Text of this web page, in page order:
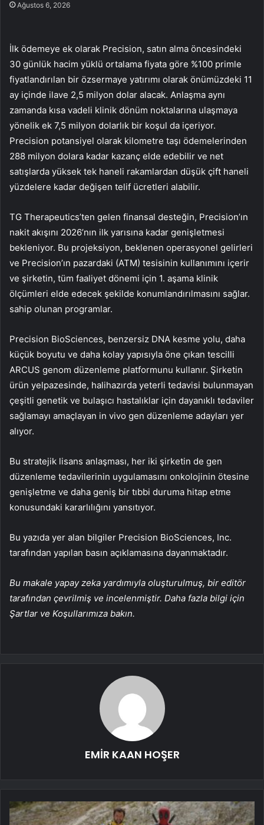
Ağustos 6, 2026
İlk ödemeye ek olarak Precision, satın alma öncesindeki
30 günlük hacim yüklü ortalama fiyata göre %100 primle
fiyatlandırılan bir özsermaye yatırımı olarak önümüzdeki 11
ay içinde ilave 2,5 milyon dolar alacak. Anlaşma aynı
zamanda kısa vadeli klinik dönüm noktalarına ulaşmaya
yönelik ek 7,5 milyon dolarlık bir koşul da içeriyor.
Precision potansiyel olarak kilometre taşı ödemelerinden
288 milyon dolara kadar kazanç elde edebilir ve net
satışlarda yüksek tek haneli rakamlardan düşük çift haneli
yüzdelere kadar değişen telif ücretleri alabilir.
TG Therapeutics’ten gelen finansal desteğin, Precision’ın
nakit akışını 2026’nın ilk yarısına kadar genişletmesi
bekleniyor. Bu projeksiyon, beklenen operasyonel gelirleri
ve Precision’ın pazardaki (ATM) tesisinin kullanımını içerir
ve şirketin, tüm faaliyet dönemi için 1. aşama klinik
ölçümleri elde edecek şekilde konumlandırılmasını sağlar.
sahip olunan programlar.
Precision BioSciences, benzersiz DNA kesme yolu, daha
küçük boyutu ve daha kolay yapısıyla öne çıkan tescilli
ARCUS genom düzenleme platformunu kullanır. Şirketin
ürün yelpazesinde, halihazırda yeterli tedavisi bulunmayan
çeşitli genetik ve bulaşıcı hastalıklar için dayanıklı tedaviler
sağlamayı amaçlayan in vivo gen düzenleme adayları yer
alıyor.
Bu stratejik lisans anlaşması, her iki şirketin de gen
düzenleme tedavilerinin uygulamasını onkolojinin ötesine
genişletme ve daha geniş bir tıbbi duruma hitap etme
konusundaki kararlılığını yansıtıyor.
Bu yazıda yer alan bilgiler Precision BioSciences, Inc.
tarafından yapılan basın açıklamasına dayanmaktadır.
Bu makale yapay zeka yardımıyla oluşturulmuş, bir editör
tarafından çevrilmiş ve incelenmiştir. Daha fazla bilgi için
Şartlar ve Koşullarımıza bakın.
EMİR KAAN HOŞER